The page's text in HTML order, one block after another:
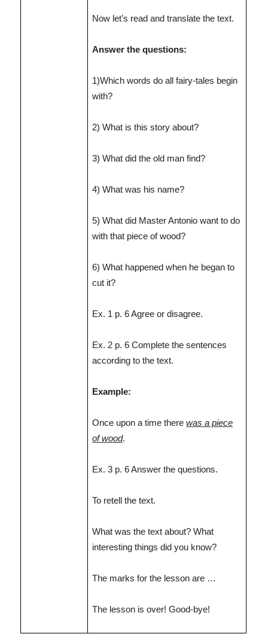
Now let’s read and translate the text.
Answer the questions:
1)Which words do all fairy-tales begin
with?
2) What is this story about?
3) What did the old man find?
4) What was his name?
5) What did Master Antonio want to do
with that piece of wood?
6) What happened when he began to
cut it?
Ex. 1 p. 6 Agree or disagree.
Ex. 2 p. 6 Complete the sentences
according to the text.
Example:
Once upon a time therewas a piece
of wood.
Ex. 3 p. 6 Answer the questions.
To retell the text.
What was the text about? What
interesting things did you know?
The marks for the lesson are …
The lesson is over! Good-bye!